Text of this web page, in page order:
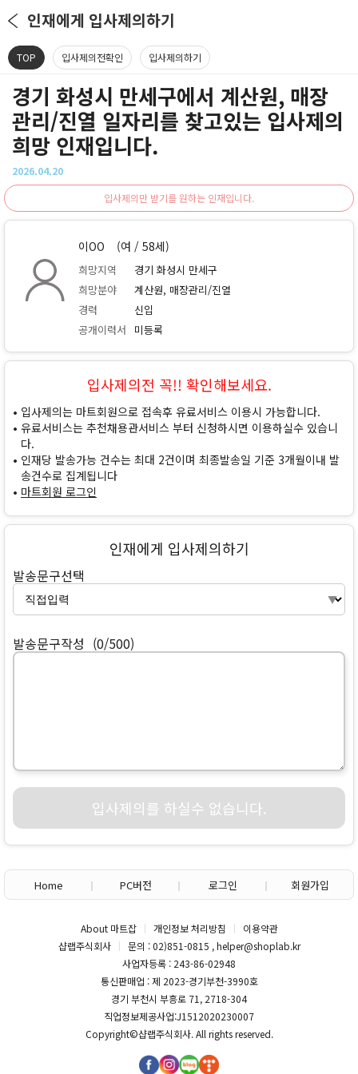
인재에게 입사제의하기
TOP 입사제의전확인 입사제의하기
경기 화성시 만세구에서 계산원, 매장
관리/진열 일자리를 찾고있는 입사제의
희망 인재입니다.
2026.04.20
입사제의만 받기를 원하는 인재입니다.
이OO (여 / 58세)
희망지역
경기 화성시 만세구
희망분야
계산원, 매장관리/진열
경력
신입
공개이력서
미등록
입사제의전 꼭!! 확인해보세요.
입사제의는 마트회원으로 접속후 유료서비스 이용시 가능합니다.
유료서비스는 추천채용관서비스 부터 신청하시면 이용하실수 있습니
다.
인재당 발송가능 건수는 최대 2건이며 최종발송일 기준 3개월이내 발
송건수로 집계됩니다
마트회원 로그인
인재에게 입사제의하기
발송문구선택
발송문구작성 (0/500)
입사제의를 하실수 없습니다.
Home PC버전 로그인 회원가입
About 마트잡 개인정보 처리방침
이용약관
샵랩주식회사
문의 : 02)851-0815 , helper@shoplab.kr
사업자등록 : 243-86-02948
통신판매업 : 제 2023-경기부천-3990호
경기 부천시 부흥로 71, 2718-304
직업정보제공사업:J1512020230007
Copyright©샵랩주식회사. All rights reserved.